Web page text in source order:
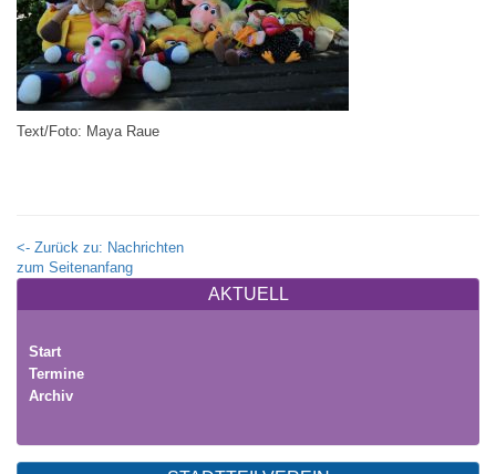
AKTUELL
Start
Termine
Archiv
Text/Foto: Maya Raue
<- Zurück zu: Nachrichten
zum Seitenanfang